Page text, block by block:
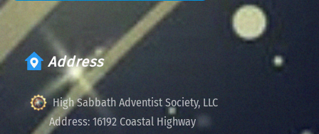
Address
High Sabbath Adventist Society, LLC
Address: 16192 Coastal Highway